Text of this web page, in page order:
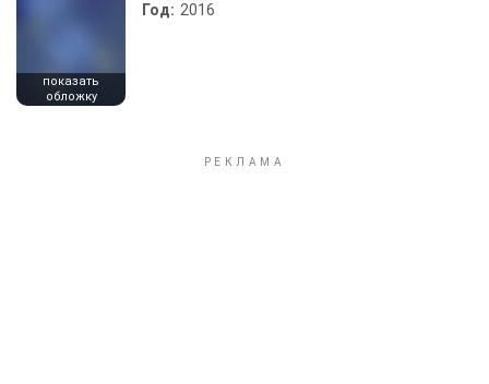
показать
обложку
Год: 2016